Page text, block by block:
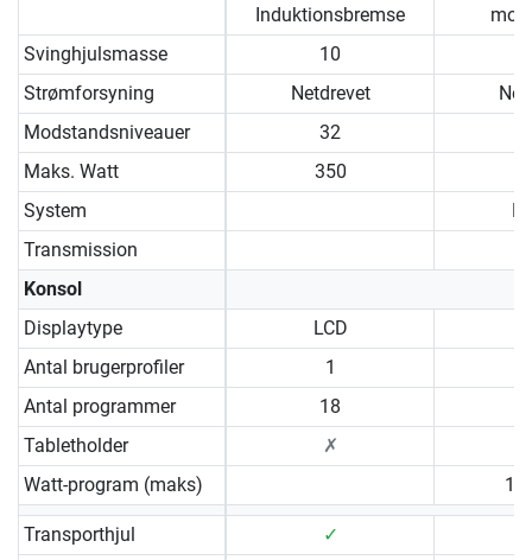
Induktionsbremse
Svinghjulsmasse
10
Strømforsyning
Netdrevet
Modstandsniveauer
32
Maks. Watt
350
System
Transmission
Konsol
Displaytype
LCD
Antal brugerprofiler
1
Antal programmer
18
Tabletholder
✗
Watt-program (maks)
10
Transporthjul ✓